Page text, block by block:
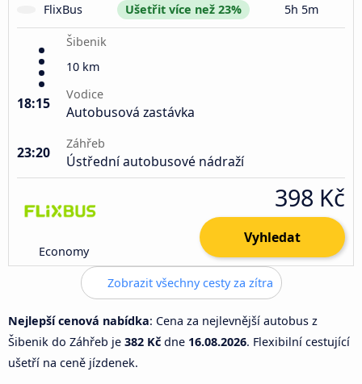
FlixBus Ušetřit více než 23% 5h 5m
Šibenik
10 km
18:15
Vodice
Autobusová zastávka
23:20
Záhřeb
Ústřední autobusové nádraží
Economy
398 Kč
Vyhledat
Zobrazit všechny cesty za zítra
Nejlepší cenová nabídka: Cena za nejlevnější autobus z
Šibenik do Záhřeb je 382 Kč dne 16.08.2026. Flexibilní cestující
ušetří na ceně jízdenek.